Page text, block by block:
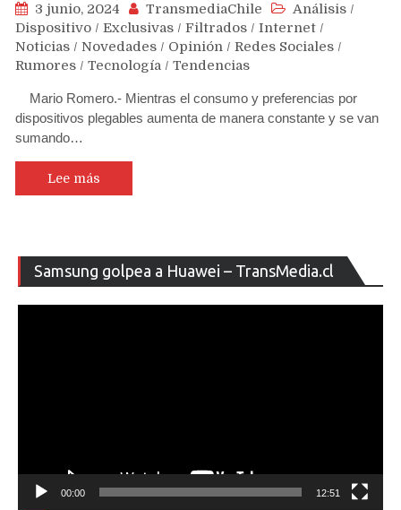
3 junio, 2024 TransmediaChile Análisis /
Dispositivo / Exclusivas / Filtrados / Internet /
Noticias / Novedades / Opinión / Redes Sociales /
Rumores / Tecnología / Tendencias
Mario Romero.- Mientras el consumo y preferencias por
dispositivos plegables aumenta de manera constante y se van
sumando…
Lee más
Samsung golpea a Huawei – TransMedia.cl
de
00:00 12:51